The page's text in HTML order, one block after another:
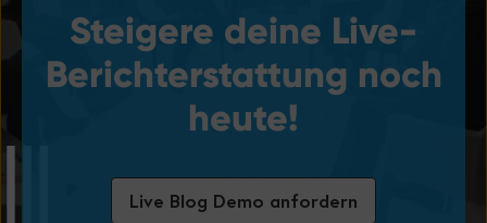
Steigere deine Live-
Berichterstattung noch
heute!
Live Blog Demo anfordern